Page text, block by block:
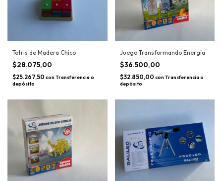
Tetris de Madera Chico
$28.075,00
$25.267,50 con Transferencia o
depósito
Juego Transformando Energía
$36.500,00
$32.850,00 con Transferencia o
depósito